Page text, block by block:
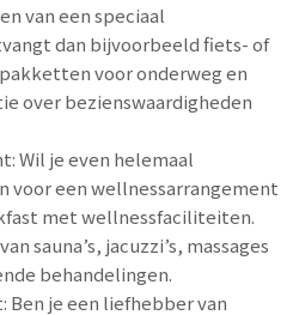
van een speciaal
dan bijvoorbeeld fiets- of
voor onderweg en
over bezienswaardigheden
Wil je even helemaal
voor een wellnessarrangement
met wellnessfaciliteiten.
sauna’s, jacuzzi’s, massages
behandelingen.
Ben je een liefhebber van